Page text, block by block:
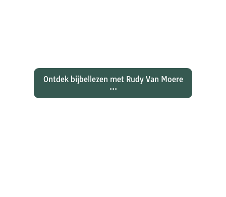
Ontdek bijbellezen met Rudy Van Moere
...